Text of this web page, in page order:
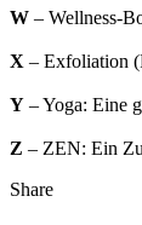
W – Wellness-
X – Exfoliation
Y – Yoga: Eine
Z – ZEN: Ein
Share